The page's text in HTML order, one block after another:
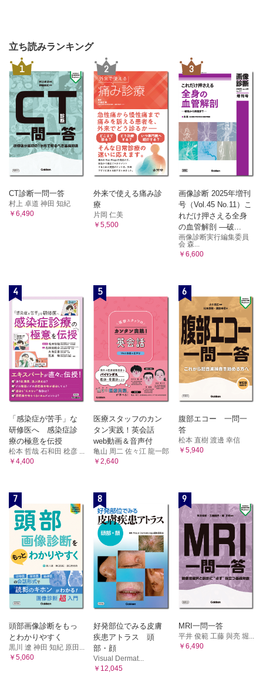
立ち読みランキング
1
CT診断一問一答
村上 卓道 神田 知紀
￥6,490
2
外来で使える痛み診
療
片岡 仁美
￥5,500
3
画像診断 2025年増刊
号（Vol.45 No.11）こ
れだけ押さえる全身
の血管解剖 ―破...
画像診断実行編集委員
会 森...
￥6,600
4
「感染症が苦手」な
研修医へ 感染症診
療の極意を伝授
松本 哲哉 石和田 稔彦 ...
￥4,400
5
医療スタッフのカン
タン実践！英会話
web動画＆音声付
亀山 周二 佐々江 龍一郎
￥2,640
6
腹部エコー 一問一
答
松本 直樹 渡邊 幸信
￥5,940
7
頭部画像診断をもっ
とわかりやすく
黒川 遼 神田 知紀 原田...
￥5,060
8
好発部位でみる皮膚
疾患アトラス 頭
部・顔
Visual Dermat...
￥12,045
9
MRI一問一答
平井 俊範 工藤 與亮 堀...
￥6,490